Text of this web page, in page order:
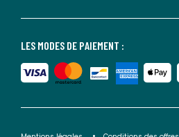
LES MODES DE PAIEMENT :